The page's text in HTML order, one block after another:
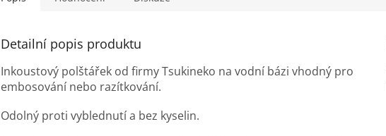
Detailní popis produktu
Inkoustový polštářek od firmy Tsukineko na vodní bázi vhodný pro
embosování nebo razítkování.
Odolný proti vyblednutí a bez kyselin.